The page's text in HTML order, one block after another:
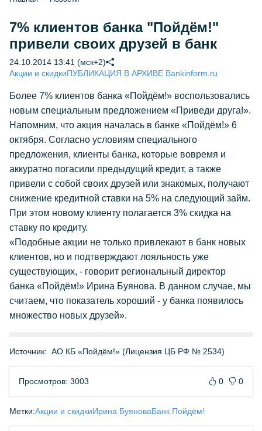
7% клиентов банка "Пойдём!"
привели своих друзей в банк
24.10.2014 13:41 (мск+2)
Акции и скидкиПУБЛИКАЦИЯ В АРХИВЕ Bankinform.ru
Более 7% клиентов банка «Пойдём!» воспользовались
новым специальным предложением «Приведи друга!».
Напомним, что акция началась в банке «Пойдём!» 6
октября. Согласно условиям специального
предложения, клиенты банка, которые вовремя и
аккуратно погасили предыдущий кредит, а также
привели с собой своих друзей или знакомых, получают
снижение кредитной ставки на 5% на следующий займ.
При этом новому клиенту полагается 3% скидка на
ставку по кредиту.
«Подобные акции не только привлекают в банк новых
клиентов, но и подтверждают лояльность уже
существующих, - говорит региональный директор
банка «Пойдём!» Ирина Буянова. В данном случае, мы
считаем, что показатель хороший - у банка появилось
множество новых друзей».
Источник: АО КБ «Пойдём!» (Лицензия ЦБ РФ № 2534)
Просмотров: 3003 0 0
Метки:Акции и скидкиИрина БуяноваБанк Пойдём!